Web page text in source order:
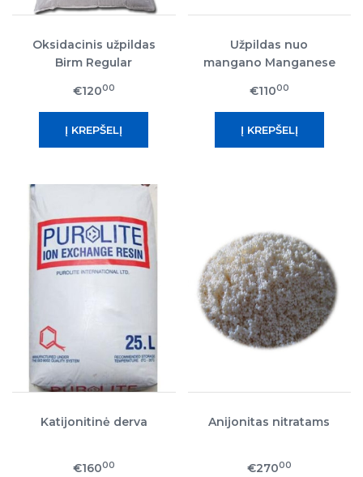
Oksidacinis užpildas
Birm Regular
€12000
Užpildas nuo
mangano Manganese
€11000
Katijonitinė derva
€16000
Anijonitas nitratams
€27000